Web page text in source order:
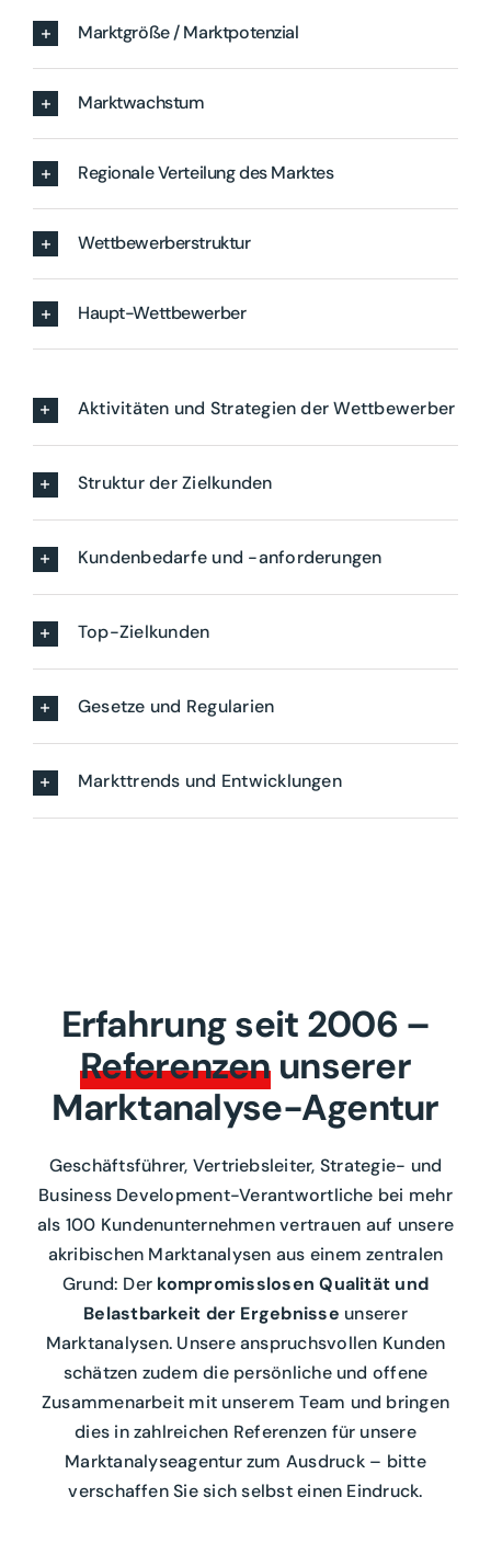
Marktgröße / Marktpotenzial
Marktwachstum
Regionale Verteilung des Marktes
Wettbewerberstruktur
Haupt-Wettbewerber
Aktivitäten und Strategien der Wettbewerber
Struktur der Zielkunden
Kundenbedarfe und -anforderungen
Top-Zielkunden
Gesetze und Regularien
Markttrends und Entwicklungen
Erfahrung seit 2006 –
Referenzenunserer
Marktanalyse-Agentur
Geschäftsführer, Vertriebsleiter, Strategie- und
Business Development-Verantwortliche bei mehr
als 100 Kundenunternehmen vertrauen auf unsere
akribischen Marktanalysen aus einem zentralen
Grund: Der kompromisslosen Qualität und
Belastbarkeit der Ergebnisse unserer
Marktanalysen. Unsere anspruchsvollen Kunden
schätzen zudem die persönliche und offene
Zusammenarbeit mit unserem Team und bringen
dies in zahlreichen Referenzen für unsere
Marktanalyseagentur zum Ausdruck – bitte
verschaffen Sie sich selbst einen Eindruck.